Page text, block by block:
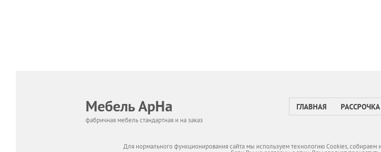
Мебель АрНа
фабричная мебель стандартная и на заказ
ГЛАВНАЯ РАССРОЧКА
Для нормального функционирования сайта мы используем технологию Cookies,